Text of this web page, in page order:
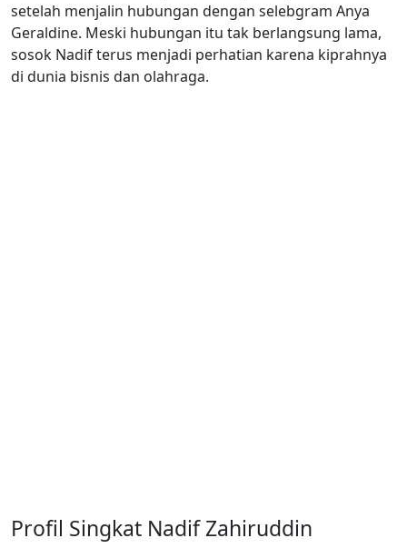
setelah menjalin hubungan dengan selebgram Anya
Geraldine. Meski hubungan itu tak berlangsung lama,
sosok Nadif terus menjadi perhatian karena kiprahnya
di dunia bisnis dan olahraga.
Profil Singkat Nadif Zahiruddin